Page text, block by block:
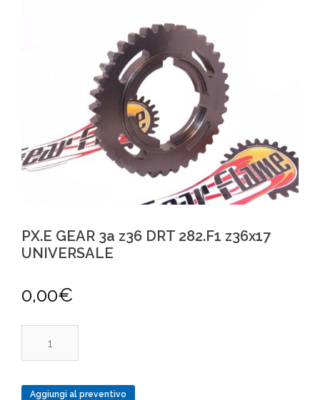
PX.E GEAR 3a z36 DRT 282.F1 z36x17
UNIVERSALE
0,00€
z36
Aggiungi al preventivo